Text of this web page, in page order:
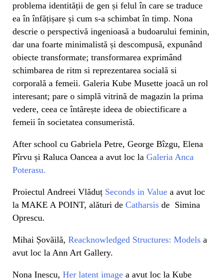
problema identității de gen și felul în care se traduce
ea în înfățișare și cum s-a schimbat în timp. Nona
descrie o perspectivă ingenioasă a budoarului feminin,
dar una foarte minimalistă și descompusă, expunând
obiecte transformate; transformarea exprimând
schimbarea de ritm si reprezentarea socială si
corporală a femeii. Galeria Kube Musette joacă un rol
interesant; pare o simplă vitrină de magazin la prima
vedere, ceea ce întărește ideea de obiectificare a
femeii în societatea consumeristă.
After school cu Gabriela Petre, George Bîzgu, Elena
Pîrvu și Raluca Oancea a avut loc la Galeria Anca
Poterasu.
Proiectul Andreei Vlăduț Seconds in Value a avut loc
la MAKE A POINT, alături de Catharsis de Simina
Oprescu.
Mihai Șovăilă, Reacknowledged Structures: Models a
avut loc la Ann Art Gallery.
Nona Inescu, Her latent image a avut loc la Kube